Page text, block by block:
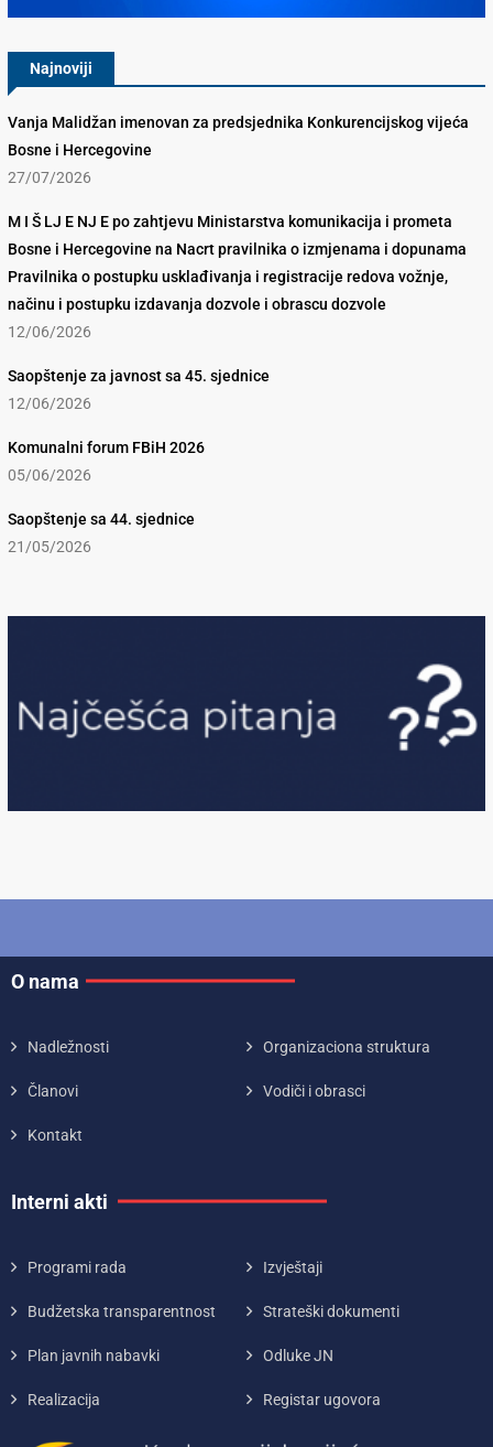
Najnoviji
Vanja Malidžan imenovan za predsjednika Konkurencijskog vijeća
Bosne i Hercegovine
27/07/2026
M I Š LJ E NJ E po zahtjevu Ministarstva komunikacija i prometa
Bosne i Hercegovine na Nacrt pravilnika o izmjenama i dopunama
Pravilnika o postupku usklađivanja i registracije redova vožnje,
načinu i postupku izdavanja dozvole i obrascu dozvole
12/06/2026
Saopštenje za javnost sa 45. sjednice
12/06/2026
Komunalni forum FBiH 2026
05/06/2026
Saopštenje sa 44. sjednice
21/05/2026
O nama
Nadležnosti Organizaciona struktura
Članovi Vodiči i obrasci
Kontakt
Interni akti
Programi rada Izvještaji
Budžetska transparentnost Strateški dokumenti
Plan javnih nabavki Odluke JN
Realizacija Registar ugovora